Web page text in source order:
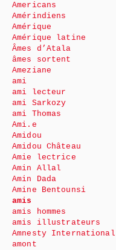
Americans
Amérindiens
Amérique
Amérique latine
Âmes d’Atala
âmes sortent
Ameziane
ami
ami lecteur
ami Sarkozy
ami Thomas
Ami.e
Amidou
Amidou Château
Amie lectrice
Amin Allal
Amin Dada
Amine Bentounsi
amis
amis hommes
amis illustrateurs
Amnesty International
amont